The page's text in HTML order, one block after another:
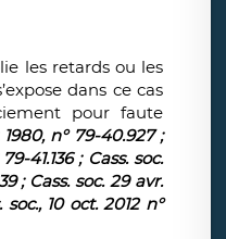
les retards ou les
dans ce cas
pour faute
n° 79-40.927 ;
41.136 ; Cass. soc.
; Cass. soc. 29 avr.
10 oct. 2012 n°